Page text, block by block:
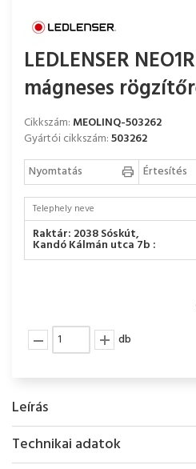
LEDLENSER
mágneses
Cikkszám: MEOLINQ-503262
Gyártói cikkszám:503262
Nyomtatás
Értesítés
Telephely neve
Raktár: 2038 Sóskút,
Kandó Kálmán utca 7b :
db
Leírás
Technikai adatok